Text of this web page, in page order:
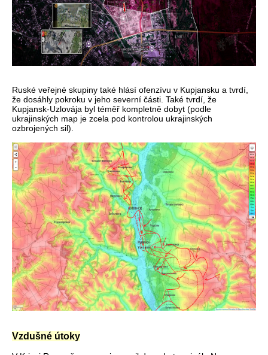
Ruské veřejné skupiny také hlásí ofenzívu v Kupjansku a tvrdí,
že dosáhly pokroku v jeho severní části. Také tvrdí, že
Kupjansk-Uzlovája byl téměř kompletně dobyt (podle
ukrajinských map je zcela pod kontrolou ukrajinských
ozbrojených sil).
Vzdušné útoky